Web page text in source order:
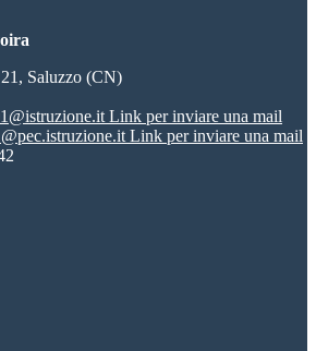
Saluzzo (CN)
Link per inviare una mail
Link per inviare una mail